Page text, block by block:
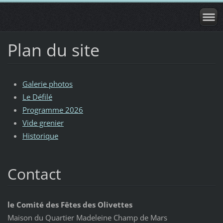
Plan du site
Galerie photos
Le Défilé
Programme 2026
Vide grenier
Historique
Contact
le Comité des Fêtes des Olivettes
Maison du Quartier Madeleine Champ de Mars